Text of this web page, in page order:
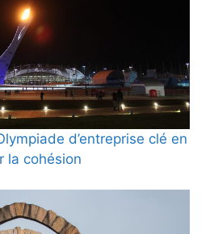
d’entreprise clé en
la cohésion